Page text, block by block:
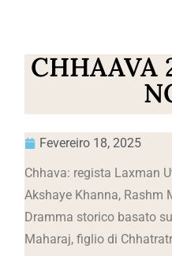
Fevereiro 18, 2025
Chhava: regista Laxman
Akshaye Khanna, Rashm
Dramma storico basato
Maharaj, figlio di